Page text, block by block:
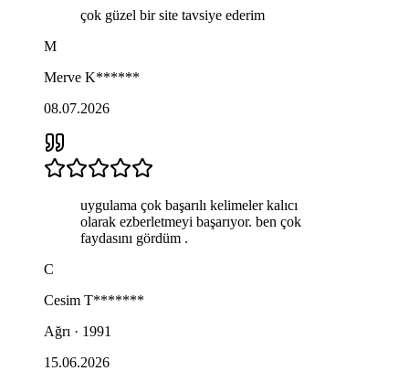
çok güzel bir site tavsiye ederim
M
Merve K******
08.07.2026
uygulama çok başarılı kelimeler kalıcı
olarak ezberletmeyi başarıyor. ben çok
faydasını gördüm .
C
Cesim T*******
Ağrı · 1991
15.06.2026